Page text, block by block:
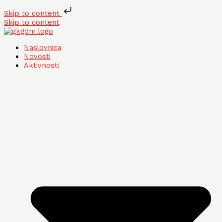
Skip to content
Skip to content
Naslovnica
Novosti
Aktivnosti